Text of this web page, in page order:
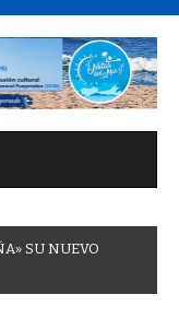
A» SU NUEVO